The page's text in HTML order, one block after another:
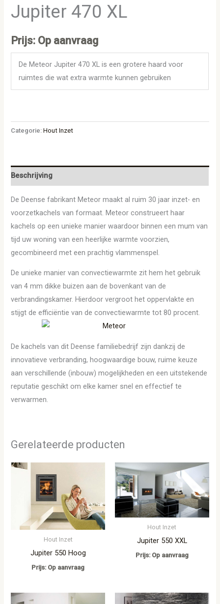
Jupiter 470 XL
Prijs: Op aanvraag
De Meteor Jupiter 470 XL is een grotere haard voor
ruimtes die wat extra warmte kunnen gebruiken
Categorie:Hout Inzet
Beschrijving
De Deense fabrikant Meteor maakt al ruim 30 jaar inzet- en
voorzetkachels van formaat. Meteor construeert haar
kachels op een unieke manier waardoor binnen een mum van
tijd uw woning van een heerlijke warmte voorzien,
gecombineerd met een prachtig vlammenspel.
De unieke manier van convectiewarmte zit hem het gebruik
van 4 mm dikke buizen aan de bovenkant van de
verbrandingskamer. Hierdoor vergroot het oppervlakte en
stijgt de efficiëntie van de convectiewarmte tot 80 procent.
De kachels van dit Deense familiebedrijf zijn dankzij de
innovatieve verbranding, hoogwaardige bouw, ruime keuze
aan verschillende (inbouw) mogelijkheden en een uitstekende
reputatie geschikt om elke kamer snel en effectief te
verwarmen.
Gerelateerde producten
Hout Inzet
Jupiter 550 Hoog
Prijs: Op aanvraag
Hout Inzet
Jupiter 550 XXL
Prijs: Op aanvraag